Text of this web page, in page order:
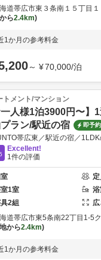
道帯広市東３条南１５丁目１
ら2.4km
1か月の参考料金
～ ¥70,000/泊
トメント/マンション
一人様1泊3900円〜】
ラン/駅近の宿
即予約
帯広東／駅近の宿／1LDK
Excellent!
1件の評価
1室
2組 広
道帯広市東5条南22丁目1-5
から2.4km
1か月の参考料金